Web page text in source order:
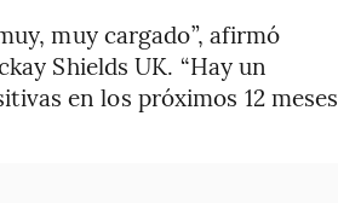
muy cargado”, afirmó
Shields UK. “Hay un
en los próximos 12 meses